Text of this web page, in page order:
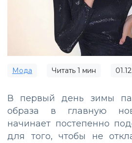
Мода Читать 1 мин
В первый день зимы
образа в главную
начинает постепенно
для того, чтобы не